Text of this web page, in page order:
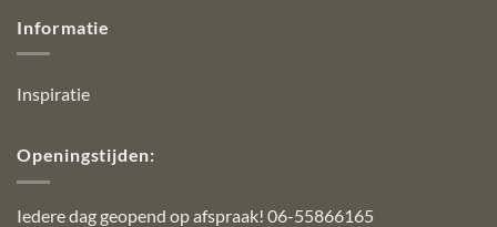
Informatie
Inspiratie
Openingstijden:
Iedere dag geopend op afspraak! 06-55866165